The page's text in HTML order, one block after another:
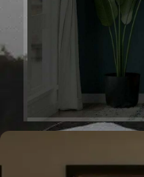
10 Sebab